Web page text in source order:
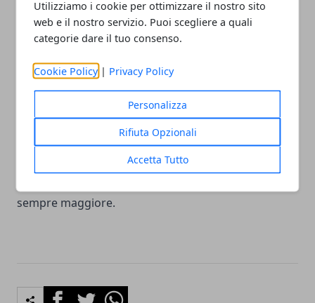
Utilizziamo i cookie per ottimizzare il nostro sito
web e il nostro servizio. Puoi scegliere a quali
categorie dare il tuo consenso.
Cookie Policy | Privacy Policy
Personalizza
Rifiuta Opzionali
Accetta Tutto
Ad esempio, esistono, inoltre, alcune particolari
card con cashback
rimborso sulla cifra spesa. Quel rimborso si può
anche usare per acquistare un piccolo oggetto fisico
se si vuole comunque dare qualcosa alla persona a
cui si sta facendo la gift card.
Insomma, la gift card conviene davvero a tutti e fa
sempre maggiore.
FacebookTwitterWhatsapp